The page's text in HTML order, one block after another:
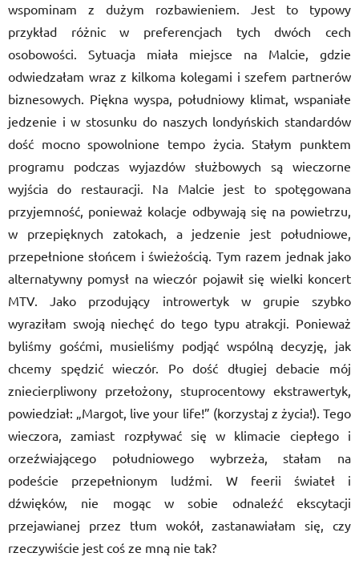
wspominam z dużym rozbawieniem. Jest to typowy
przykład różnic w preferencjach tych dwóch cech
osobowości. Sytuacja miała miejsce na Malcie, gdzie
odwiedzałam wraz z kilkoma kolegami i szefem partnerów
biznesowych. Piękna wyspa, południowy klimat, wspaniałe
jedzenie i w stosunku do naszych londyńskich standardów
dość mocno spowolnione tempo życia. Stałym punktem
programu podczas wyjazdów służbowych są wieczorne
wyjścia do restauracji. Na Malcie jest to spotęgowana
przyjemność, ponieważ kolacje odbywają się na powietrzu,
w przepięknych zatokach, a jedzenie jest południowe,
przepełnione słońcem i świeżością. Tym razem jednak jako
alternatywny pomysł na wieczór pojawił się wielki koncert
MTV. Jako przodujący introwertyk w grupie szybko
wyraziłam swoją niechęć do tego typu atrakcji. Ponieważ
byliśmy gośćmi, musieliśmy podjąć wspólną decyzję, jak
chcemy spędzić wieczór. Po dość długiej debacie mój
zniecierpliwony przełożony, stuprocentowy ekstrawertyk,
powiedział: „Margot, live your life!” (korzystaj z życia!). Tego
wieczora, zamiast rozpływać się w klimacie ciepłego i
orzeźwiającego południowego wybrzeża, stałam na
podeście przepełnionym ludźmi. W feerii świateł i
dźwięków, nie mogąc w sobie odnaleźć ekscytacji
przejawianej przez tłum wokół, zastanawiałam się, czy
rzeczywiście jest coś ze mną nie tak?